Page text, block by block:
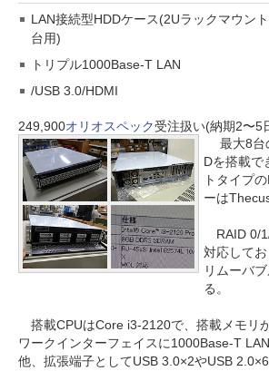
LAN接続型HDDケース(2Uラックマウン
台用)
トリプル1000Base-T LAN
/USB 3.0/HDMI
249,900オリオスペック受注扱い(納期2〜5
最大8台
Dを搭載で
トタイプ
ーはThecus
RAID 0/
対応して
リムーバ
る。
搭載CPUはCore i3-2120で、搭載メモリ
ワークインターフェイスに1000Base-T
他、拡張端子としてUSB 3.0×2やUSB